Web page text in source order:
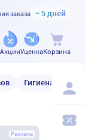
заказа ~ 5 дней
АкцииУценкаКорзина
Гигиена и уход
Реклама